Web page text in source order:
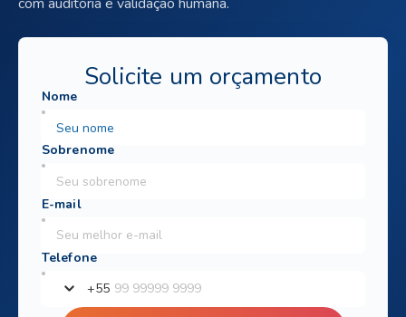
Solicite um orçamento
+55